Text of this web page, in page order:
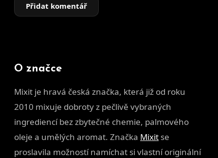
Přidat komentář
O značce
Mixit je hravá česká značka, která již od roku
2010 mixuje dobroty z pečlivě vybraných
ingrediencí bez zbytečné chemie, palmového
oleje a umělých aromat. Značka Mixit se
proslavila možností namíchat si vlastní originální